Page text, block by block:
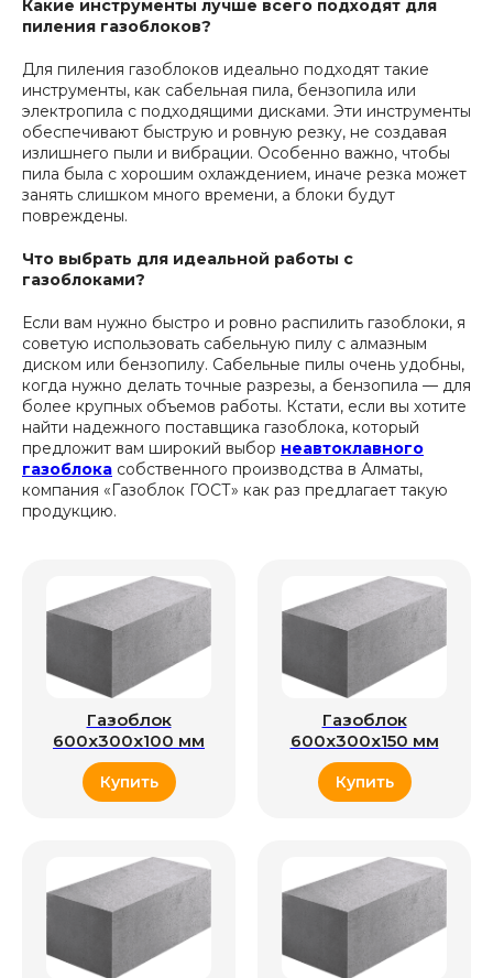
Какие инструменты лучше всего подходят для
пиления газоблоков?
Для пиления газоблоков идеально подходят такие
инструменты, как сабельная пила, бензопила или
электропила с подходящими дисками. Эти инструменты
обеспечивают быструю и ровную резку, не создавая
излишнего пыли и вибрации. Особенно важно, чтобы
пила была с хорошим охлаждением, иначе резка может
занять слишком много времени, а блоки будут
повреждены.
Что выбрать для идеальной работы с
газоблоками?
Если вам нужно быстро и ровно распилить газоблоки, я
советую использовать сабельную пилу с алмазным
диском или бензопилу. Сабельные пилы очень удобны,
когда нужно делать точные разрезы, а бензопила — для
более крупных объемов работы. Кстати, если вы хотите
найти надежного поставщика газоблока, который
предложит вам широкий выбор неавтоклавного
газоблока собственного производства в Алматы,
компания «Газоблок ГОСТ» как раз предлагает такую
продукцию.
Газоблок
600x300x100 мм
Купить
Газоблок
600x300x150 мм
Купить